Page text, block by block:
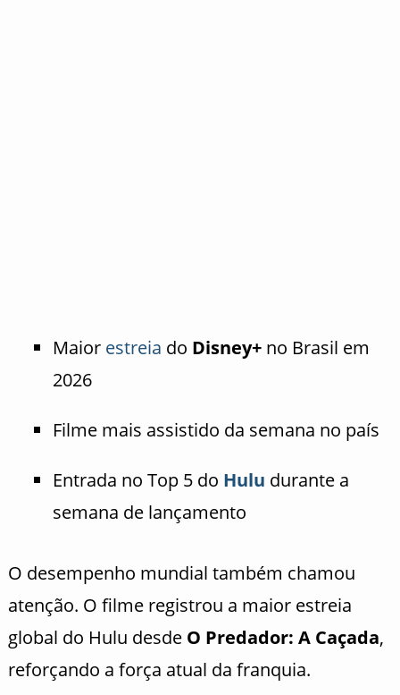
Maior estreia do Disney+no Brasil em
2026
Filme mais assistido da semana no país
Entrada no Top 5 do Hulu durante a
semana de lançamento
O desempenho mundial também chamou
atenção. O filme registrou a maior estreia
global do Hulu desde O Predador: A Caçada,
reforçando a força atual da franquia.